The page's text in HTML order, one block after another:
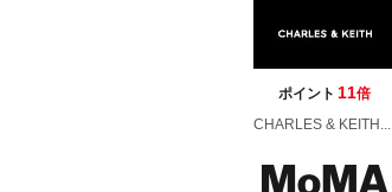
ポイント 11倍
CHARLES & KEITH...